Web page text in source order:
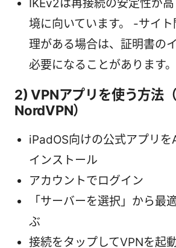
IKEv2は再接続の安定性が
境に向いています。 -サイ
理がある場合は、証明書の
必要になることがあります。
2) VPNアプリを使う方法
NordVPN）
iPadOS向けの公式アプリ
インストール
アカウントでログイン
「サーバーを選択」から最
ぶ
接続をタップしてVPNを起